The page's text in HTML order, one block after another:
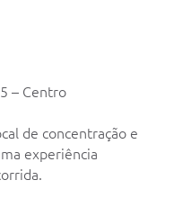
– Centro
de concentração e
experiência